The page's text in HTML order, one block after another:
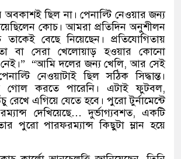
ছিল না। পেনাল্টি নেওয়ার জন্য
কোচ। আমরা প্রতিদিন অনুশীলন
বেছে নিয়েছেন। প্রতিযোগিতায়
বা সেরা খেলোয়াড় হওয়ার কোনো
”“আমি দলের জন্য খেলি,আর সেই
নেওয়াটাই ছিল সঠিক সিদ্ধান্ত।
গোল করতে পারেনি। এটাই ফুটবল,
রেখে এগিয়ে যেতে হবে। পুরো টুর্নামেন্টে
দেখিয়েছে…দুর্ভাগ্যবশত,একটি
পুরো পারফরম্যান্স কিছুটা ম্লান হয়ে